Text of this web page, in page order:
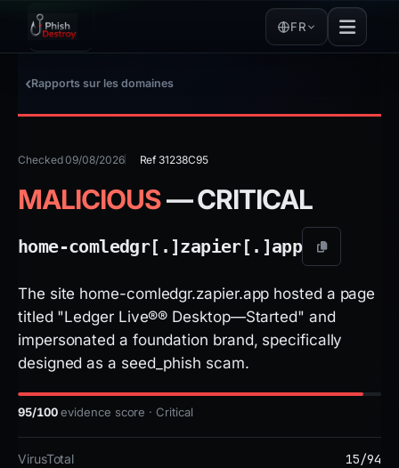
FR
Rapports sur les domaines
Checked 09/08/2026 Ref 31238C95
MALICIOUS— CRITICAL
home-comledgr[.]zapier[.]app
The site home-comledgr.zapier.app hosted a page
titled "Ledger Live®® Desktop—Started" and
impersonated a foundation brand, specifically
designed as a seed_phish scam.
95/100evidence score · Critical
VirusTotal 15/94